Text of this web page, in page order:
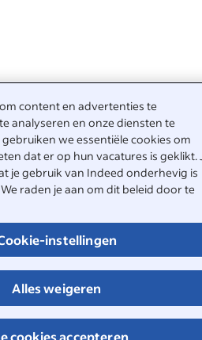
content en advertenties te
analyseren en onze diensten te
we essentiële cookies om
dat er op hun vacatures is geklikt.
je gebruik van Indeed onderhevig is
We raden je aan om dit beleid door te
instellingen
Alles weigeren
cookies accepteren